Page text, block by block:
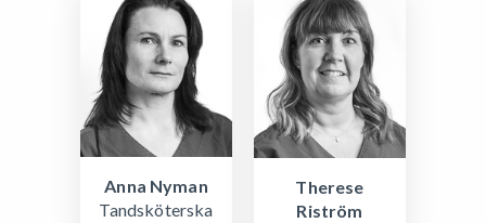
Anna Nyman
Tandsköterska
Therese
Riström